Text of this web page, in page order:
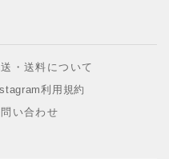
・送料について
利用規約
い合わせ